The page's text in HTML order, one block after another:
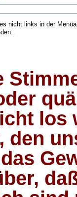
nicht links in der
.
los
den